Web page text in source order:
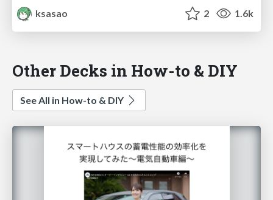
ksasao
2 1.6k
Other Decks in How-to & DIY
See All in How-to & DIY